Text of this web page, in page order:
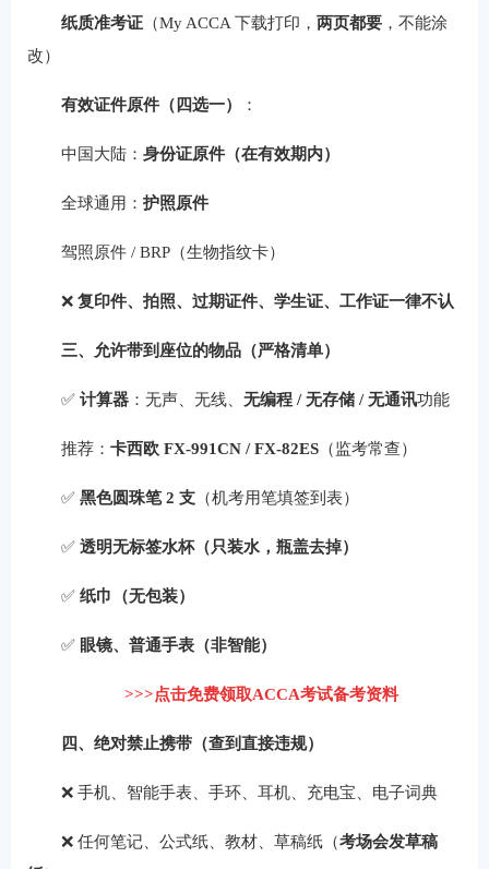
纸质准考证（My ACCA 下载打印， 两页都要，不能涂
改）
有效证件原件（四选一） ：
中国大陆： 身份证原件（在有效期内）
全球通用： 护照原件
驾照原件 / BRP（生物指纹卡）
❌ 复印件、拍照、过期证件、学生证、工作证一律不认
三、允许带到座位的物品（严格清单）
✅ 计算器：无声、无线、 无编程 / 无存储 / 无通讯功能
推荐： 卡西欧 FX-991CN / FX-82ES（监考常查）
✅ 黑色圆珠笔 2 支（机考用笔填签到表）
✅ 透明无标签水杯（只装水，瓶盖去掉）
✅ 纸巾（无包装）
✅ 眼镜、普通手表（非智能）
>>>点击免费领取ACCA考试备考资料
四、绝对禁止携带（查到直接违规）
❌ 手机、智能手表、手环、耳机、充电宝、电子词典
❌ 任何笔记、公式纸、教材、草稿纸（考场会发草稿